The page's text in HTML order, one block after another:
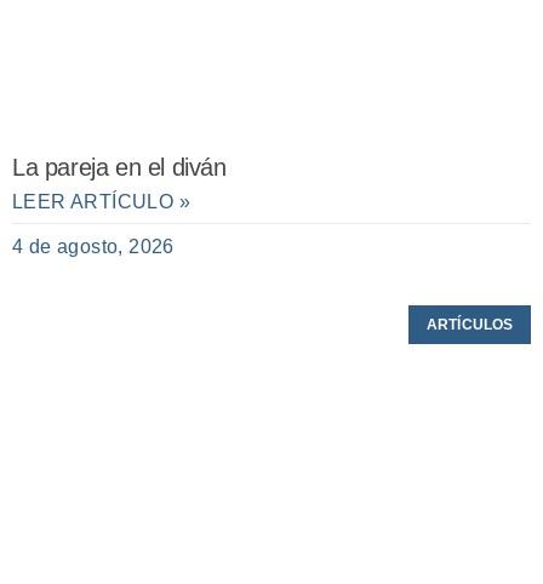
La pareja en el diván
LEER ARTÍCULO »
4 de agosto, 2026
ARTÍCULOS